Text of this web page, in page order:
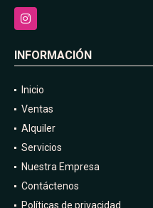
Instagram
INFORMACIÓN
Inicio
Ventas
Alquiler
Servicios
Nuestra Empresa
Contáctenos
Políticas de privacidad